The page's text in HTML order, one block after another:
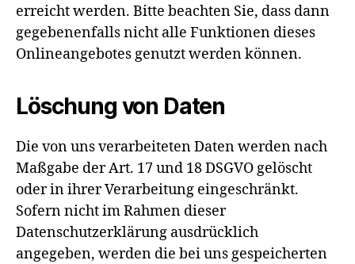
erreicht werden. Bitte beachten Sie, dass dann
gegebenenfalls nicht alle Funktionen dieses
Onlineangebotes genutzt werden können.
Löschung von Daten
Die von uns verarbeiteten Daten werden nach
Maßgabe der Art. 17 und 18 DSGVO gelöscht
oder in ihrer Verarbeitung eingeschränkt.
Sofern nicht im Rahmen dieser
Datenschutzerklärung ausdrücklich
angegeben, werden die bei uns gespeicherten